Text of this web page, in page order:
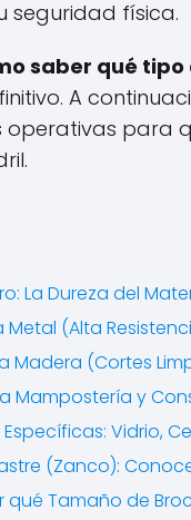
seguridad física.
saber qué
A
operativas para
La Dureza del
Metal (Alta
Madera (Cortes
Mampostería y
Vidrio,
(Zanco):
qué Tamaño de